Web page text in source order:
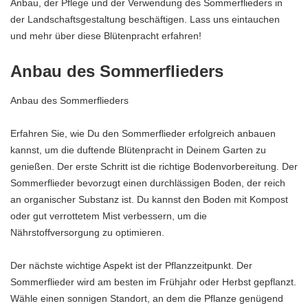
Anbau, der Pflege und der Verwendung des Sommerflieders in
der Landschaftsgestaltung beschäftigen. Lass uns eintauchen
und mehr über diese Blütenpracht erfahren!
Anbau des Sommerflieders
Anbau des Sommerflieders
Erfahren Sie, wie Du den Sommerflieder erfolgreich anbauen
kannst, um die duftende Blütenpracht in Deinem Garten zu
genießen. Der erste Schritt ist die richtige Bodenvorbereitung. Der
Sommerflieder bevorzugt einen durchlässigen Boden, der reich
an organischer Substanz ist. Du kannst den Boden mit Kompost
oder gut verrottetem Mist verbessern, um die
Nährstoffversorgung zu optimieren.
Der nächste wichtige Aspekt ist der Pflanzzeitpunkt. Der
Sommerflieder wird am besten im Frühjahr oder Herbst gepflanzt.
Wähle einen sonnigen Standort, an dem die Pflanze genügend